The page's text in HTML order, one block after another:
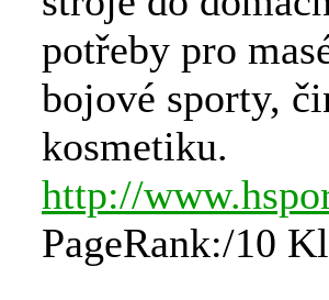
potřeby pro
bojové sporty,
kosmetiku.
http://
PageRank:/10